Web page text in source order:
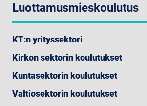
Luottamusmieskoulutus
KT:n yrityssektori
Kirkon sektorin koulutukset
Kuntasektorin koulutukset
Valtiosektorin koulutukset